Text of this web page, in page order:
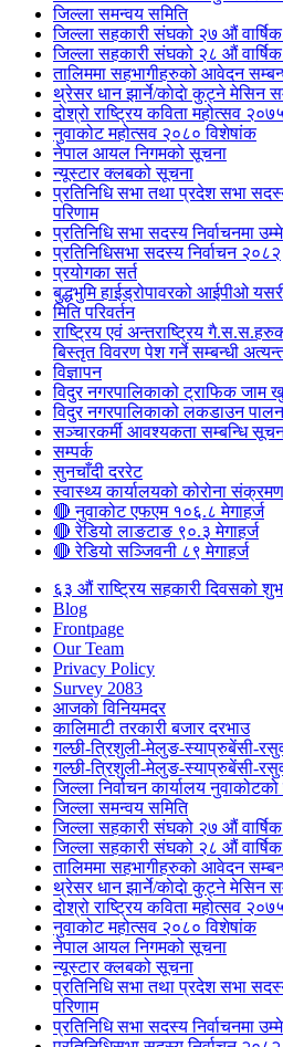
जिल्ला समन्वय समिति
जिल्ला सहकारी संघको २७ औं
जिल्ला सहकारी संघको २८ औं
तालिममा सहभागीहरुको आवेदन
थ्रेसर धान झार्ने/काेदाे कुट्ने मेसिन
दोश्रो राष्ट्रिय कविता महोत्सव
नुवाकोट महोत्सव २०८० विशेषांक
नेपाल आयल निगमको सूचना
न्यूस्टार क्लबको सूचना
प्रतिनिधि सभा तथा प्रदेश सभा
परिणाम
प्रतिनिधि सभा सदस्य निर्वाचनमा
प्रतिनिधिसभा सदस्य निर्वाचन २०८२
प्रयोगका सर्त
बुद्धभुमि हाईड्रोपावरको आईपीओ
मिति परिवर्तन
राष्ट्रिय एवं अन्तराष्ट्रिय
बिस्तृत विवरण पेश गर्ने सम्बन्धी
विज्ञापन
विदुर नगरपालिकाको ट्राफिक जाम
विदुर नगरपालिकाको लकडाउन
सञ्चारकर्मी आवश्यकता सम्बन्धि
सम्पर्क
सुनचाँदी दररेट
स्वास्थ्य कार्यालयको कोरोना
🔴 नुवाकोट एफएम १०६.८ मेगाहर्ज
🔴 रेडियो लाङटाङ ९०.३ मेगाहर्ज
🔴 रेडियो सञ्जिवनी ८९ मेगाहर्ज
६३ औं राष्ट्रिय सहकारी दिवसको
Blog
Frontpage
Our Team
Privacy Policy
Survey 2083
आजकाे विनियमदर
कालिमाटी तरकारी बजार दरभाउ
गल्छी-त्रिशुली-मेलुङ-स्याप्रुबेंसी-
गल्छी-त्रिशुली-मेलुङ-स्याप्रुबेंसी-
जिल्ला निर्वाचन कार्यालय
जिल्ला समन्वय समिति
जिल्ला सहकारी संघको २७ औं
जिल्ला सहकारी संघको २८ औं
तालिममा सहभागीहरुको आवेदन
थ्रेसर धान झार्ने/काेदाे कुट्ने मेसिन
दोश्रो राष्ट्रिय कविता महोत्सव
नुवाकोट महोत्सव २०८० विशेषांक
नेपाल आयल निगमको सूचना
न्यूस्टार क्लबको सूचना
प्रतिनिधि सभा तथा प्रदेश सभा
परिणाम
प्रतिनिधि सभा सदस्य निर्वाचनमा